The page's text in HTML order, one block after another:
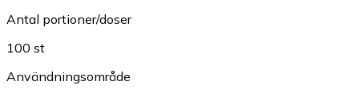
Antal portioner/doser
100 st
Användningsområde